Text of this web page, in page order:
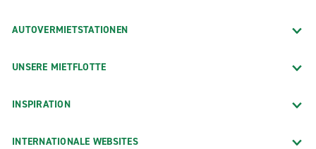
AUTOVERMIETSTATIONEN
UNSERE MIETFLOTTE
INSPIRATION
INTERNATIONALE WEBSITES